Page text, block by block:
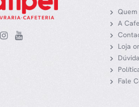
Quem
A
Loja
Fale